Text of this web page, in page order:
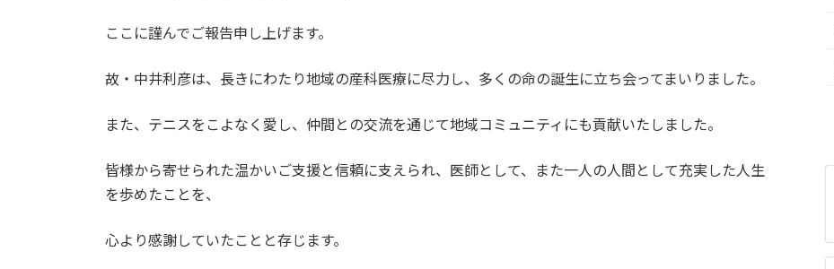
ここに謹んでご報告申し上げます。
故・中井利彦は、長きにわたり地域の産科医療に尽力し、多くの命の誕生に立ち会ってまいりました。
また、テニスをこよなく愛し、仲間との交流を通じて地域コミュニティにも貢献いたしました。
皆様から寄せられた温かいご支援と信頼に支えられ、医師として、また一人の人間として充実した人生
を歩めたことを、
心より感謝していたことと存じます。